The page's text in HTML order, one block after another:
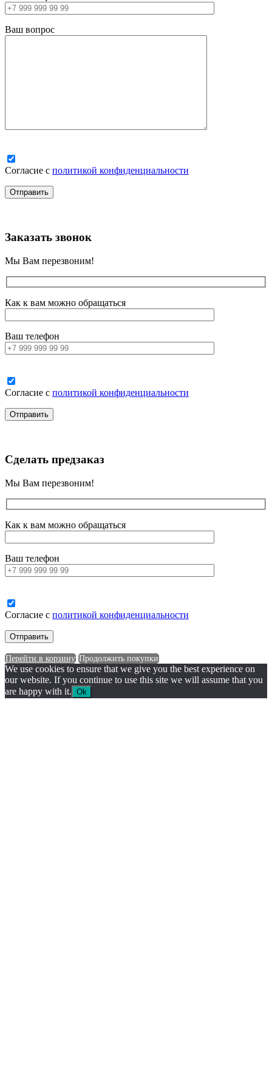
Ваш вопрос
Согласие с политикой конфиденциальности
Заказать звонок
Мы Вам перезвоним!
Как к вам можно обращаться
Ваш телефон
Согласие с политикой конфиденциальности
Сделать предзаказ
Мы Вам перезвоним!
Как к вам можно обращаться
Ваш телефон
Согласие с политикой конфиденциальности
Перейти в корзину Продолжить покупки
We use cookies to ensure that we give you the best experience on
our website. If you continue to use this site we will assume that you
are happy with it. Ok